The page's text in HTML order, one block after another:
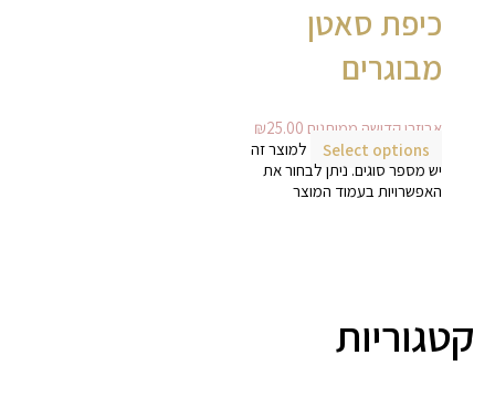
כיפת סאטן
מבוגרים
אביזרי קדושה ממותגים ₪25.00
Select options
למוצר זה
יש מספר סוגים. ניתן לבחור את
האפשרויות בעמוד המוצר
קטגוריות